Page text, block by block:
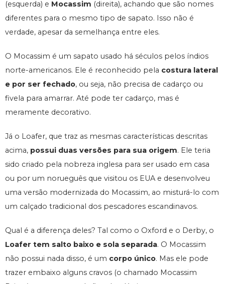
(esquerda) e Mocassim (direita), achando que são nomes
diferentes para o mesmo tipo de sapato. Isso não é
verdade, apesar da semelhança entre eles.
O Mocassim é um sapato usado há séculos pelos índios
norte-americanos. Ele é reconhecido pela costura lateral
e por ser fechado, ou seja, não precisa de cadarço ou
fivela para amarrar. Até pode ter cadarço, mas é
meramente decorativo.
Já o Loafer, que traz as mesmas características descritas
acima, possui duas versões para sua origem. Ele teria
sido criado pela nobreza inglesa para ser usado em casa
ou por um norueguês que visitou os EUA e desenvolveu
uma versão modernizada do Mocassim, ao misturá-lo com
um calçado tradicional dos pescadores escandinavos.
Qual é a diferença deles? Tal como o Oxford e o Derby, o
Loafer tem salto baixo e sola separada. O Mocassim
não possui nada disso, é um corpo único. Mas ele pode
trazer embaixo alguns cravos (o chamado Mocassim